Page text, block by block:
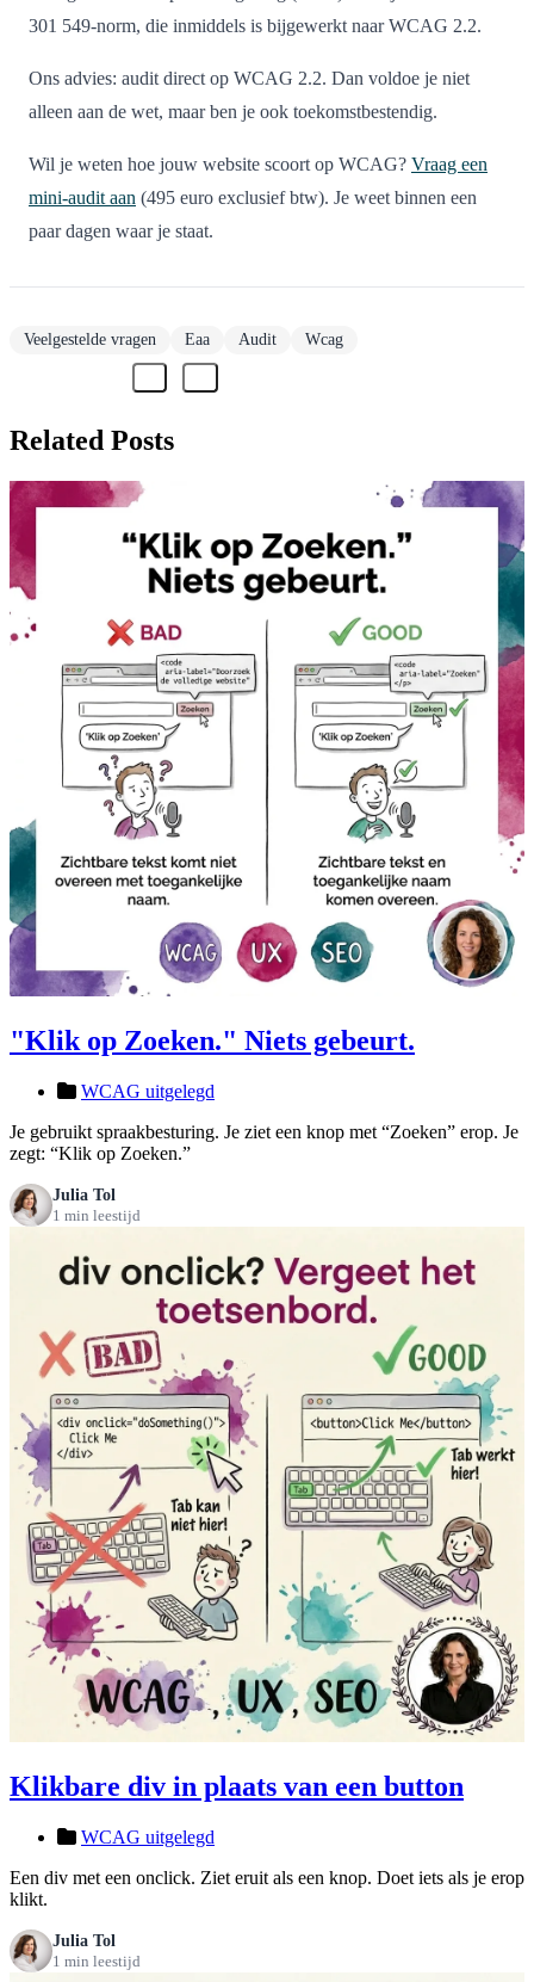
301 549-norm, die inmiddels is bijgewerkt naar WCAG 2.2.
Ons advies: audit direct op WCAG 2.2. Dan voldoe je niet
alleen aan de wet, maar ben je ook toekomstbestendig.
Wil je weten hoe jouw website scoort op WCAG? Vraag een
mini-audit aan (495 euro exclusief btw). Je weet binnen een
paar dagen waar je staat.
Veelgestelde vragen Eaa Audit Wcag
Related Posts
"Klik op Zoeken." Niets gebeurt.
WCAG uitgelegd
Je gebruikt spraakbesturing. Je ziet een knop met “Zoeken” erop. Je
zegt: “Klik op Zoeken.”
Julia Tol
1 min leestijd
Klikbare div in plaats van een button
WCAG uitgelegd
Een div met een onclick. Ziet eruit als een knop. Doet iets als je erop
klikt.
Julia Tol
1 min leestijd